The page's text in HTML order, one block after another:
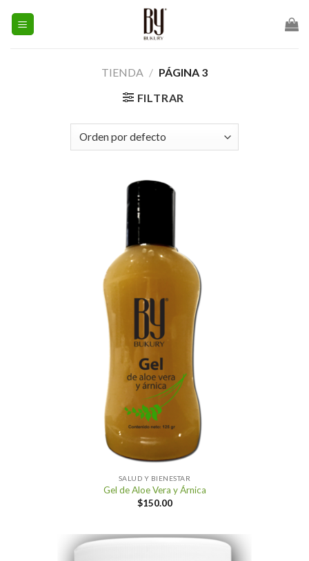
TIENDA / PÁGINA 3
FILTRAR
SALUD Y BIENESTAR
Gel de Aloe Vera y Árnica
$150.00